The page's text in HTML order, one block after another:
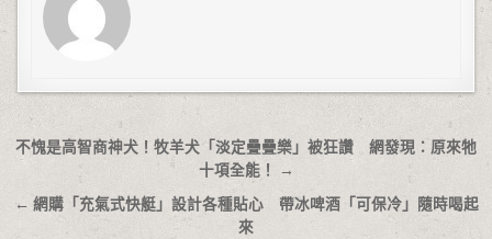
文章導覽
不愧是高智商神犬！牧羊犬「淡定疊疊樂」被狂讚 網發現：原來牠
十項全能！ →
← 網購「充氣式快艇」設計各種貼心 帶冰啤酒「可保冷」隨時喝起
來